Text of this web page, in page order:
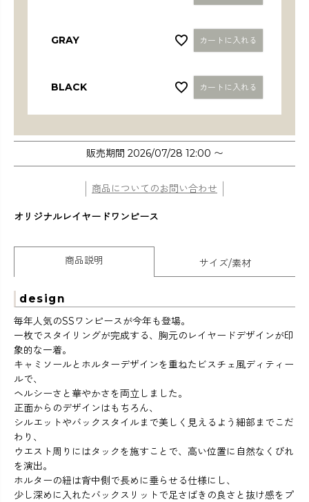
GRAY カートに入れる
BLACK カートに入れる
販売期間 2026/07/28 12:00 〜
商品についてのお問い合わせ
オリジナルレイヤードワンピース
商品説明 サイズ/素材
design
毎年人気のSSワンピースが今年も登場。
一枚でスタイリングが完成する、胸元のレイヤードデザインが印
象的な一着。
キャミソールとホルターデザインを重ねたビスチェ風ディティー
ルで、
ヘルシーさと華やかさを両立しました。
正面からのデザインはもちろん、
シルエットやバックスタイルまで美しく見えるよう細部までこだ
わり、
ウエスト周りにはタックを施すことで、高い位置に自然なくびれ
を演出。
ホルターの紐は背中側で長めに垂らせる仕様にし、
少し深めに入れたバックスリットで足さばきの良さと抜け感をプ